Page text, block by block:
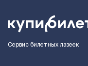
Сервис билетных лазеек